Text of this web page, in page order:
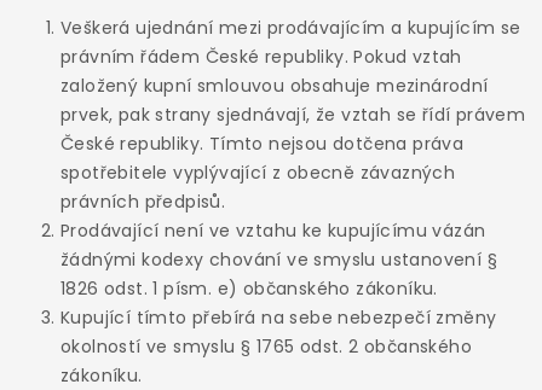
Veškerá ujednání mezi prodávajícím a kupujícím se
právním řádem České republiky. Pokud vztah
založený kupní smlouvou obsahuje mezinárodní
prvek, pak strany sjednávají, že vztah se řídí právem
České republiky. Tímto nejsou dotčena práva
spotřebitele vyplývající z obecně závazných
právních předpisů.
Prodávající není ve vztahu ke kupujícímu vázán
žádnými kodexy chování ve smyslu ustanovení §
1826 odst. 1 písm. e) občanského zákoníku.
Kupující tímto přebírá na sebe nebezpečí změny
okolností ve smyslu § 1765 odst. 2 občanského
zákoníku.